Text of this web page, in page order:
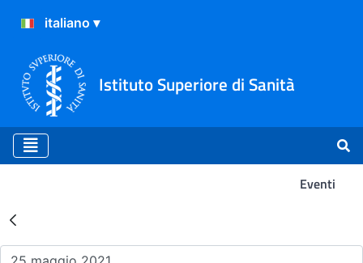
Istituto Superiore di Sanità
Eventi
Risultati della Ricerca -